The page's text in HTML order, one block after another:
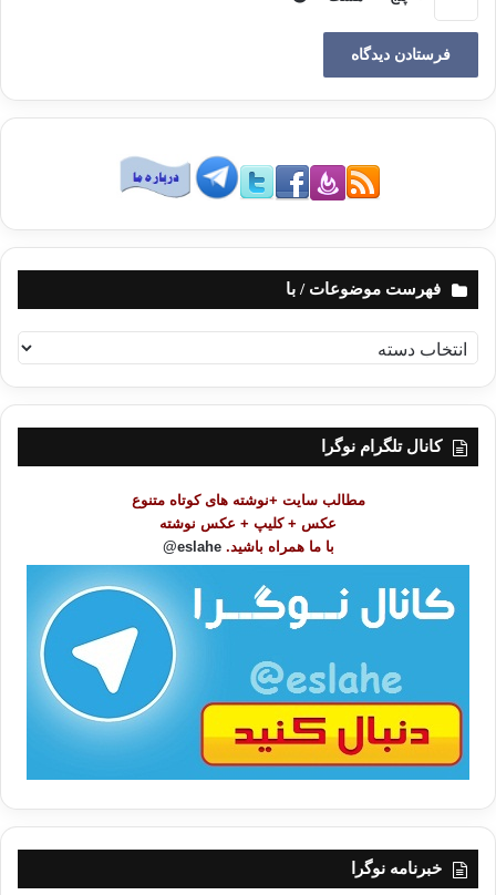
فهرست موضوعات / با
ه
ر
کانال تلگرام نوگرا
مطالب سایت +نوشته های کوتاه متنوع
عکس + کلیپ + عکس نوشته
با ما همراه باشید. eslahe@
خبرنامه نوگرا